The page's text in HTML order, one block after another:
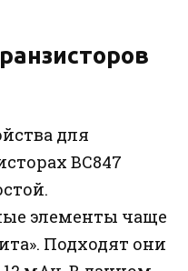
для
BC847
элементы чаще
Подходят они